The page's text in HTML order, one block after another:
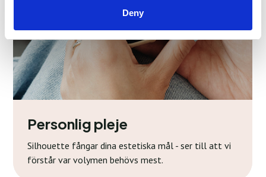
Deny
Personlig pleje
Silhouette fångar dina estetiska mål - ser till att vi
förstår var volymen behövs mest.